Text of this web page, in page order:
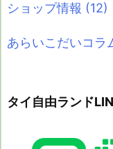
ショップ情報 (12)
あらいこだいコラ
タイ自由ランド